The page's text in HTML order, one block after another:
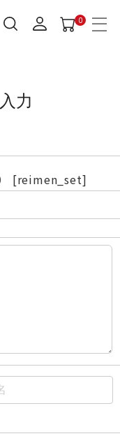
0
力
[reimen_set]